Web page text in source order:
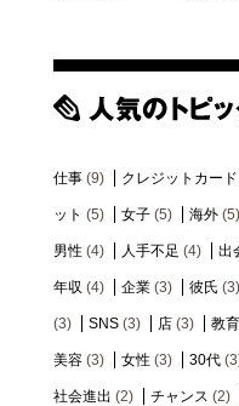
仕事 (9) クレジットカード
ット (5) 女子 (5) 海外 (5)
男性 (4) 人手不足 (4) 出
年収 (4) 企業 (3) 彼氏 (3)
(3) SNS (3) 店 (3) 教育
美容 (3) 女性 (3) 30代
社会進出 (2) チャンス (2)